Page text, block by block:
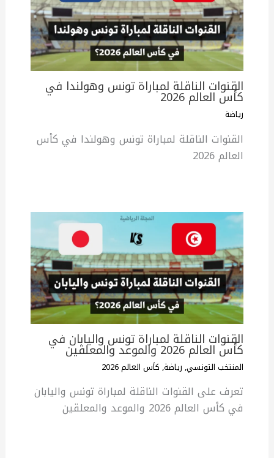
القنوات الناقلة لمباراة تونس وهولندا في
كأس العالم 2026
رياضة
القنوات الناقلة لمباراة تونس وهولندا في كأس
العالم 2026
القنوات الناقلة لمباراة تونس واليابان في
كأس العالم 2026 والموعد والمعلقين
المنتخب التونسي, رياضة, كأس العالم 2026
تعرف على القنوات الناقلة لمباراة تونس واليابان
في كأس العالم 2026 والموعد والمعلقين